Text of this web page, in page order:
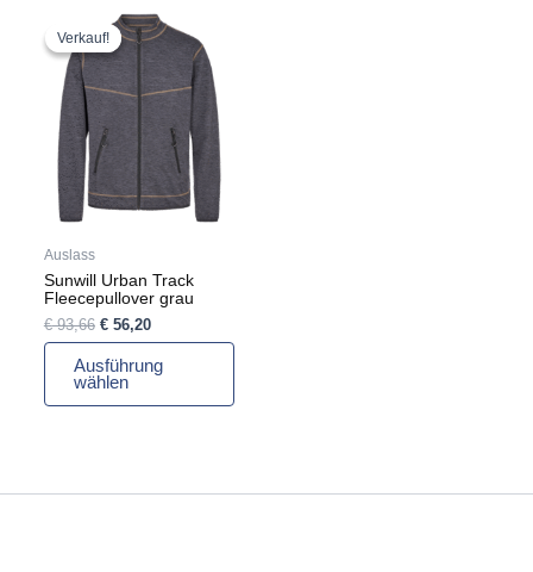
Verkauf!
Verkauf!
Auslass
Sunwill Urban Track
Fleecepullover grau
€93,66
Ursprünglicher
Preis
war:
€ 93,66
€56,20
Aktueller
Preis
Ausführung
wählen
Produkt
weist
mehrere
Varianten
auf.
Optionen
können
der
Produktseite
gewählt
werden